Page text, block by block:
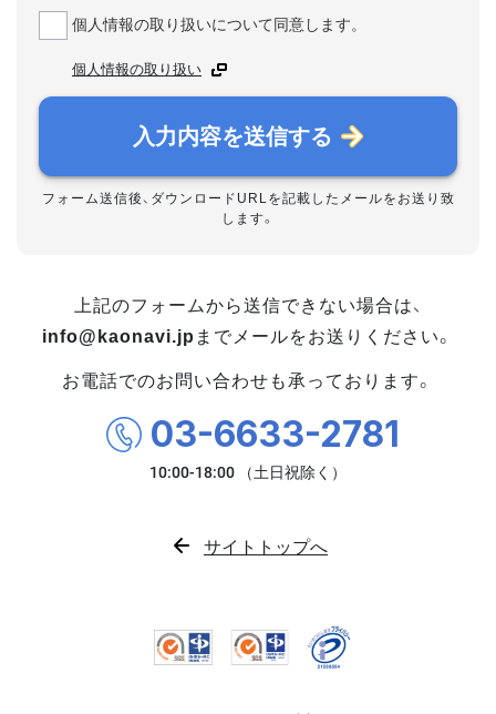
個人情報の取り扱いについて同意します。
個人情報の取り扱い
入力内容を送信する
フォーム送信後、ダウンロードURLを記載したメールをお送り致
します。
上記のフォームから送信できない場合は、
info@kaonavi.jp までメールをお送りください。
お電話でのお問い合わせも承っております。
03-6633-2781
サイトトップへ